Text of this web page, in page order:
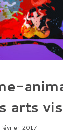
arts
2017